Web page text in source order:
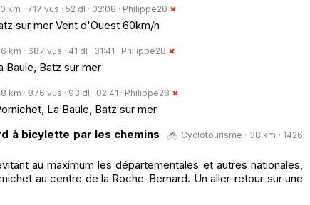
· 717 vus · 52 dl · 02:08 · Philippe28
sur mer Vent d'Ouest 60km/h
· 687 vus · 41 dl · 01:41 · Philippe28
Baule, Batz sur mer
km · 876 vus · 93 dl · 02:41 · Philippe28
La Baule, Batz sur mer
à bicylette par les chemins
Cyclotourisme · 38 km · 1426
au maximum les départementales et autres nationales,
au centre de la Roche-Bernard. Un aller-retour sur une